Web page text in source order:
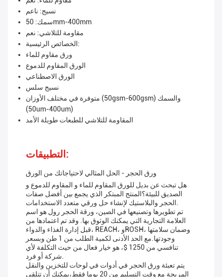
نسيج: ناعم
سمك: 50mm-400mm
مقاومة للتلاشي: نعم
الخصائص الرئيسية:
ورق مقاوم للماء
الورق المقاوم للدموع
الورق الاصطناعي
نسيج سلس
متوفرة في مختلف الأوزان (50gsm-600gsm) والسمك
(50um-400um)
المقاومة للتلاشي للطبعات طويلة الأمد
التطبيقات:
ورق الحجر - الحل المثالي لاحتياجاتك من الورق
هل تبحث عن بديل للورق المقاوم للماء و المقاوم للدموع و
الصديق للبيئة؟المنتج المبتكر الذي يجمع بين أفضل صفات
الحجر والبلاستيك لإنشاء حل ورقي متعدد الاستخدامات.
تم تطويرها وتصنيعها في الصين، ورقة الحجر رول هو اسم
العلامة التجارية التي يمكنك الوثوق بها. وقد تم اعتمادها من
قبل إدارة الغذاء والدواء، REACH، وROSH، وضمان سلامتها
وجودتها.مع الحد الأدنى لكمية الطلب من 1 طن وبسعر
تنافسي من 1250 $، هو خيار فعال من حيث التكلفة لأي
شركة أو فرد.
يتم تعبئة ورق الحجر في أدوات في لوحات للتخزين والنقل
المريحة مع وقت التسليم من 20 يوما فقط،يمكنك أن تتلقى